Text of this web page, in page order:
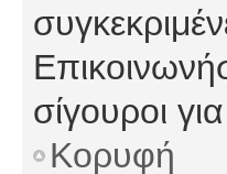
σίγουροι
Κορυφή